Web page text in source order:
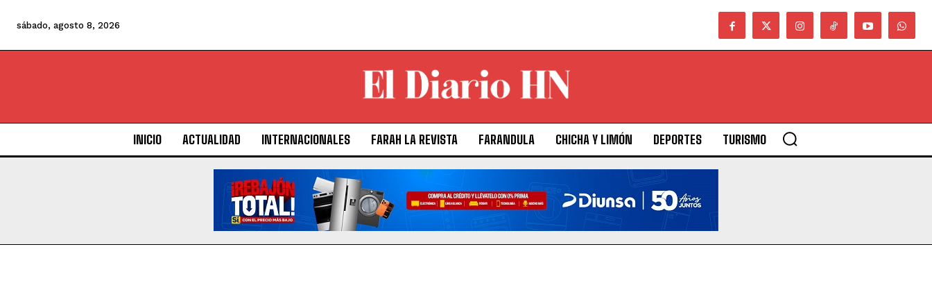
sábado, agosto 8, 2026
INICIO ACTUALIDAD INTERNACIONALES FARAH LA REVISTA FARANDULA CHICHA Y LIMÓN DEPORTES TURISMO